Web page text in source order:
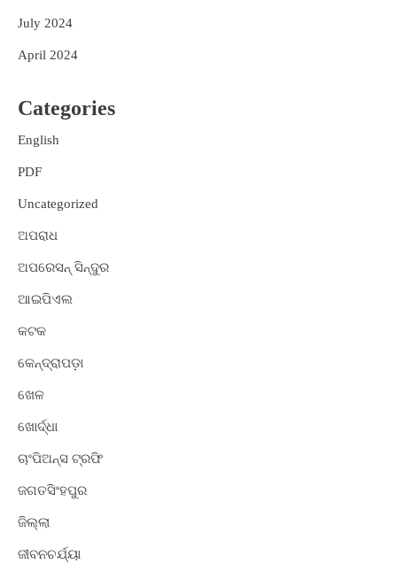
July 2024
April 2024
Categories
English
PDF
Uncategorized
ଅପରାଧ
ଅପରେସନ୍ ସିନ୍ଦୁର
ଆଇପିଏଲ
କଟକ
କେନ୍ଦ୍ରାପଡ଼ା
ଖେଳ
ଖୋର୍ଦ୍ଧା
ଚାଂପିଅନ୍ସ ଟ୍ରଫି
ଜଗତସିଂହପୁର
ଜିଲ୍ଲା
ଜୀବନଚର୍ଯ୍ୟା